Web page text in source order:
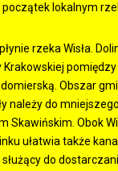
lokalnym
rzeka Wisła.
Krakowskiej
Obszar
należy do
Skawińskim. Obok
ułatwia także
do